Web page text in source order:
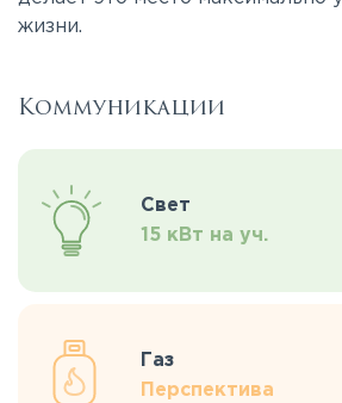
жизни.
Коммуникации
Свет
15 кВт на уч.
Газ
Перспектива